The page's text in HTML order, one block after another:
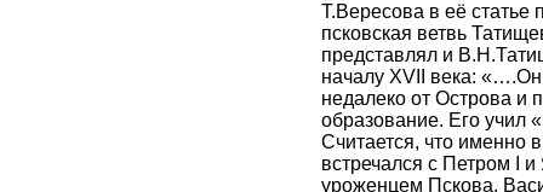
Т.Вересова в её статье
псковская ветвь
представлял и
началу XVII века:
недалеко от Острова и
образование. Его учил
Считается, что именно
встречался с Петром I
уроженцем Пскова.